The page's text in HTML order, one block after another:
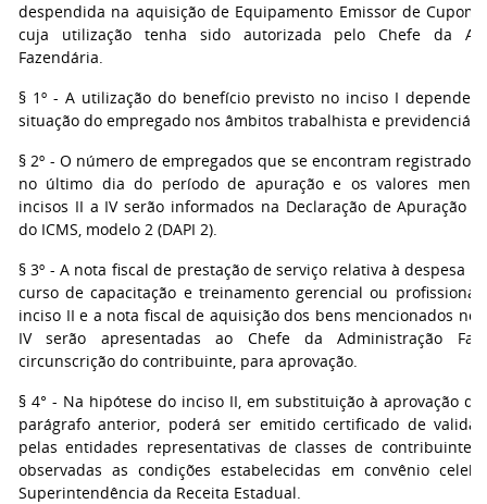
despendida na aquisição de Equipamento Emissor de Cupom
cuja utilização tenha sido autorizada pelo Chefe da
Fazendária.
§ 1º - A utilização do benefício previsto no inciso I
situação do empregado nos âmbitos trabalhista e
§ 2º - O número de empregados que se encontram registrados
no último dia do período de apuração e os valores
incisos II a IV serão informados na Declaração de Apuração
do ICMS, modelo 2 (DAPI 2).
§ 3º - A nota fiscal de prestação de serviço relativa à despesa
curso de capacitação e treinamento gerencial ou profissional
inciso II e a nota fiscal de aquisição dos bens mencionados
IV serão apresentadas ao Chefe da Administração
circunscrição do contribuinte, para aprovação.
§ 4° - Na hipótese do inciso II, em substituição à aprovação
parágrafo anterior, poderá ser emitido certificado de
pelas entidades representativas de classes de
observadas as condições estabelecidas em convênio
Superintendência da Receita Estadual.